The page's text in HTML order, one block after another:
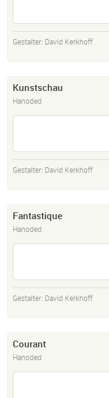
Gestalter: David Kerkhoff
Kunstschau
Hanoded
Gestalter: David Kerkhoff
Fantastique
Hanoded
Gestalter: David Kerkhoff
Courant
Hanoded